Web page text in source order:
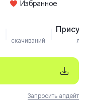
Избранное
Запросить апдейт
скачиваний